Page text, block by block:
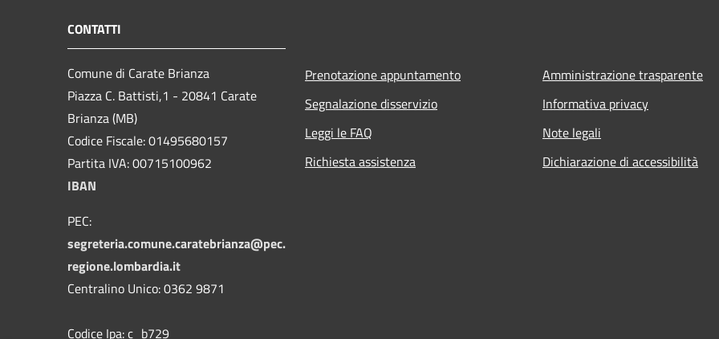
CONTATTI
Comune di Carate Brianza
Piazza C. Battisti,1 - 20841 Carate
Brianza (MB)
Codice Fiscale: 01495680157
Partita IVA: 00715100962
IBAN
PEC:
segreteria.comune.caratebrianza@pec.
regione.lombardia.it
Centralino Unico: 0362 9871
Codice Ipa: c_b729
Prenotazione appuntamento
Segnalazione disservizio
Leggi le FAQ
Richiesta assistenza
Amministrazione trasparente
Informativa privacy
Note legali
Dichiarazione di accessibilità